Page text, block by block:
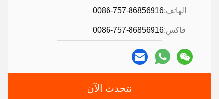
الهاتف:0086-757-86856916
فاكس:0086-757-86856916
نتحدث الآن